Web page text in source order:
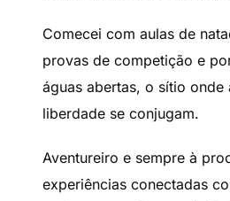
Comecei com aulas de
provas de competição e
águas abertas, o sítio onde
liberdade se conjugam.
Aventureiro e sempre à
experiências conectadas